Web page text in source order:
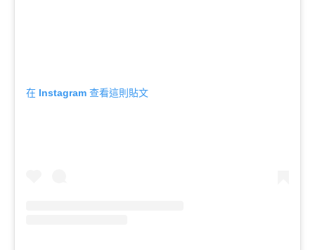
在 Instagram 查看這則貼文